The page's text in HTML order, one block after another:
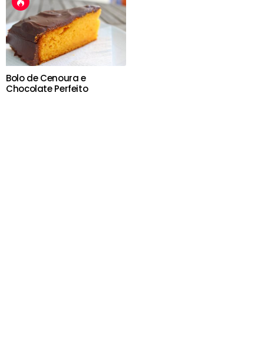
Bolo de Cenoura e
Chocolate Perfeito